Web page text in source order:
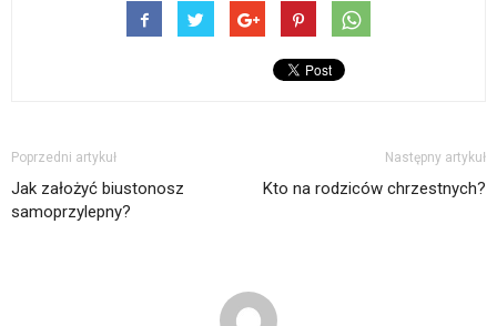
Poprzedni artykuł
Jak założyć biustonosz
samoprzylepny?
Następny artykuł
Kto na rodziców chrzestnych?